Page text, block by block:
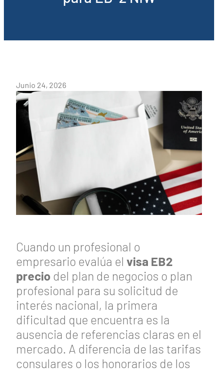
Junio 24, 2026
Cuando un profesional o
empresario evalúa el visa EB2
precio del plan de negocios o plan
profesional para su solicitud de
interés nacional, la primera
dificultad que encuentra es la
ausencia de referencias claras en el
mercado. A diferencia de las tarifas
consulares o los honorarios de los